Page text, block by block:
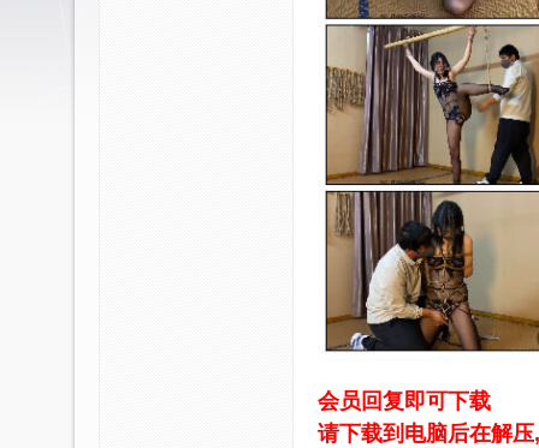
会员回复即可下载
请下载到电脑后在解